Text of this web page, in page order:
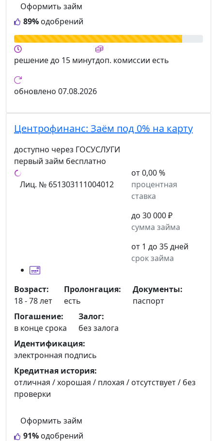
89% одобрений
Оформить займ
решениедо 15 минутдоп. комиссии есть
обновлено 07.08.2026
Центрофинанс: Заём под 0% на карту
доступно через ГОСУСЛУГИ
первый займ бесплатно
Лиц. № 651303111004012
от 0,00 %
процентная
ставка
до 30 000 ₽
сумма займа
от 1 до 35 дней
срок займа
91% одобрений
Оформить займ
Возраст:
18 - 78 лет
Пролонгация:
есть
Документы:
паспорт
Погашение:
в конце срока
Залог:
без залога
Идентификация:
электронная подпись
Кредитная история:
отличная / хорошая / плохая / отсутствует / без
проверки